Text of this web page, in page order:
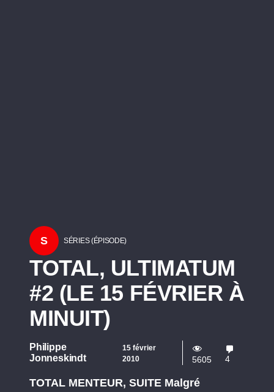
S SÉRIES (ÉPISODE)
TOTAL, ULTIMATUM
#2 (LE 15 FÉVRIER À
MINUIT)
Philippe
Jonneskindt
15 février
2010
5605 4
TOTAL MENTEUR, SUITE Malgré